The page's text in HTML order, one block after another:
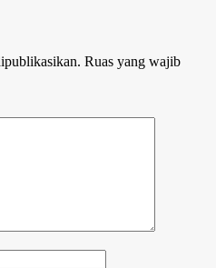
Ruas yang wajib